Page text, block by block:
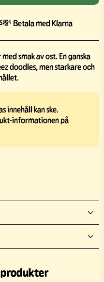
💸 Betala med Klarna
smak av ost. En ganska
doodles, men starkare och
innehåll kan ske.
informationen på